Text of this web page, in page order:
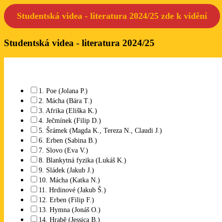
Studentská videa - literatura 2024/25 zde k vidění
Studentská videa - literatura 2024/25
1. Poe (Jolana P.)
2. Mácha (Bára T.)
3. Afrika (Eliška K.)
4. Ječmínek (Filip D.)
5. Šrámek (Magda K., Tereza N., Claudi J.)
6. Erben (Sabina B.)
7. Slovo (Eva V.)
8. Blankytná fyzika (Lukáš K.)
9. Sládek (Jakub J.)
10. Mácha (Katka N.)
11. Hrdinové (Jakub Š.)
12. Erben (Filip F.)
13. Hymna (Jonáš O.)
14. Hrabě (Jessica B.)